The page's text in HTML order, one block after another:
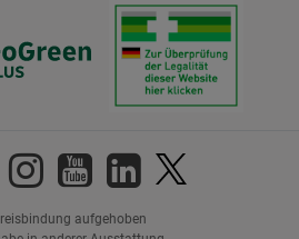
aufgehoben